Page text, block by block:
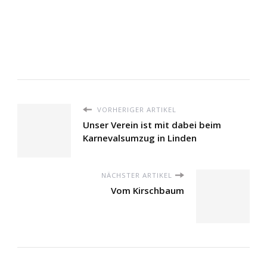
VORHERIGER ARTIKEL
Unser Verein ist mit dabei beim
Karnevalsumzug in Linden
NÄCHSTER ARTIKEL
Vom Kirschbaum